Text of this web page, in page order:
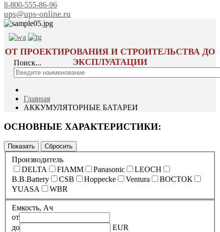
8-800-555-86-96
ups@ups-online.ru
ОТ ПРОЕКТИРОВАНИЯ И СТРОИТЕЛЬСТВА ДО
ЭКСПЛУАТАЦИИ
Поиск...
Главная
АККУМУЛЯТОРНЫЕ БАТАРЕИ
ОСНОВНЫЕ ХАРАКТЕРИСТИКИ:
Производитель
DELTA
FIAMM Panasonic
LEOCH
B.B.Battery
CSB Hoppecke Ventura
ВОСТОК
YUASA
WBR
Емкость, Ач
от
до
EUR